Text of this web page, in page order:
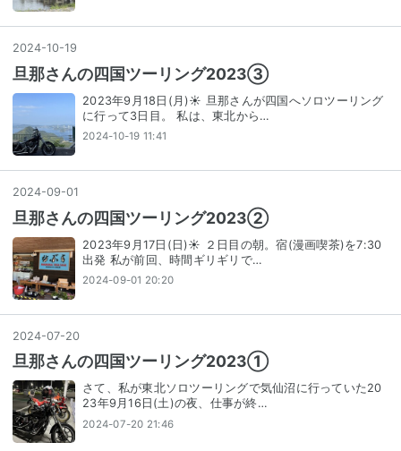
2024-10-19
旦那さんの四国ツーリング2023③
2023年9月18日(月)☀ 旦那さんが四国へソロツーリング
に行って3日目。 私は、東北から…
2024-10-19 11:41
2024-09-01
旦那さんの四国ツーリング2023②
2023年9月17日(日)☀ ２日目の朝。宿(漫画喫茶)を7:30
出発 私が前回、時間ギリギリで…
2024-09-01 20:20
2024-07-20
旦那さんの四国ツーリング2023①
さて、私が東北ソロツーリングで気仙沼に行っていた20
23年9月16日(土)の夜、仕事が終…
2024-07-20 21:46